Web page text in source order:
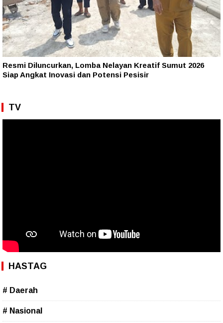
Resmi Diluncurkan, Lomba Nelayan Kreatif Sumut 2026
Siap Angkat Inovasi dan Potensi Pesisir
TV
HASTAG
# Daerah
# Nasional